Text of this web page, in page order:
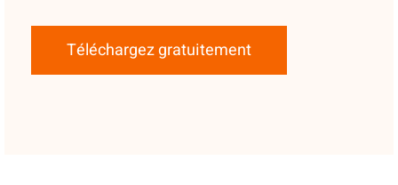
Téléchargez gratuitement